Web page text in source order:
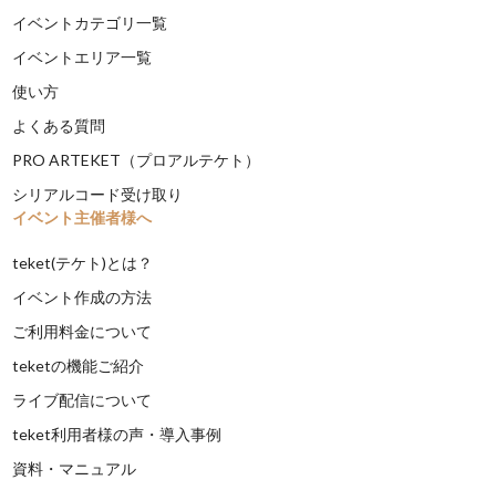
イベントカテゴリ一覧
イベントエリア一覧
使い方
よくある質問
PRO ARTEKET（プロアルテケト）
シリアルコード受け取り
イベント主催者様へ
teket(テケト)とは？
イベント作成の方法
ご利用料金について
teketの機能ご紹介
ライブ配信について
teket利用者様の声・導入事例
資料・マニュアル